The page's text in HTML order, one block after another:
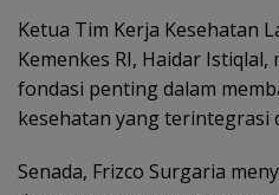
Ketua Tim Kerja Kesehatan
Kemenkes RI, Haidar Istiqlal,
fondasi penting dalam
kesehatan yang terintegrasi
Senada, Frizco Surgaria